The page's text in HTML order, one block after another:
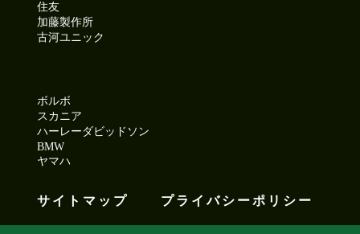
住友
加藤製作所
古河ユニック
ボルボ
スカニア
ハーレーダビッドソン
BMW
ヤマハ
サイトマップ プライバシーポリシー